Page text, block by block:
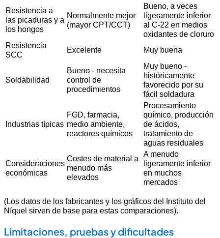
Resistencia a
las picaduras y a
los hongos
Normalmente mejor
(mayor CPT/CCT)
Bueno, a veces
ligeramente inferior
al C-22 en medios
oxidantes de cloruro
Resistencia
SCC
Excelente Muy buena
Soldabilidad
Bueno - necesita
control de
procedimientos
Muy bueno -
históricamente
favorecido por su
fácil soldadura
Industrias típicas
FGD, farmacia,
medio ambiente,
reactores químicos
Procesamiento
químico, producción
de ácidos,
tratamiento de
aguas residuales
Consideraciones
económicas
Costes de material a
menudo más
elevados
A menudo
ligeramente inferior
en muchos
mercados
(Los datos de los fabricantes y los gráficos del Instituto del
Níquel sirven de base para estas comparaciones).
Limitaciones, pruebas y dificultades